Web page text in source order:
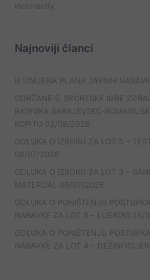
incorrectly.
Najnoviji članci
III IZMJENA PLANA JAVNIH
ODRŽANE 5. SPORTSKE IGRE
RADNIKA SARAJEVSKO-
KOPITU 02/08/2026
ODLUKA O IZBORU ZA LOT 5 –
06/07/2026
ODLUKA O IZBORU ZA LOT 3 –
MATERIJAL 06/07/2026
ODLUKA O PONIŠTENJU
NABAVKE ZA LOT 6 – LIJEKOVI 26/
ODLUKA O PONIŠTENJU
NABAVKE ZA LOT 4 –